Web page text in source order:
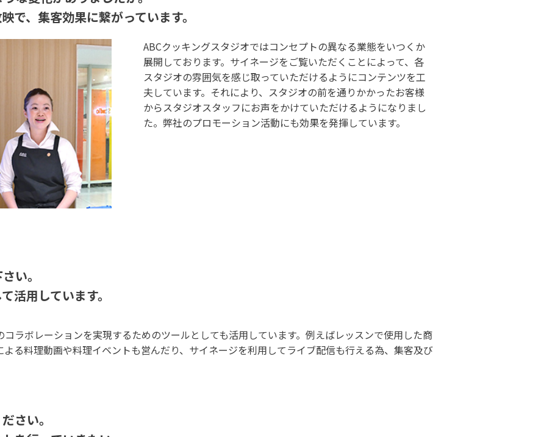
で、集客効果に繋がっています。
ABCクッキングスタジオではコンセプトの異なる業態をいつくか
展開しております。サイネージをご覧いただくことによって、各
スタジオの雰囲気を感じ取っていただけるようにコンテンツを工
夫しています。それにより、スタジオの前を通りかかったお客様
からスタジオスタッフにお声をかけていただけるようになりまし
た。弊社のプロモーション活動にも効果を発揮しています。
い。
活用しています。
ラボレーションを実現するためのツールとしても活用しています。例えばレッスンで使用した商
る料理動画や料理イベントも営んだり、サイネージを利用してライブ配信も行える為、集客及び
さい。